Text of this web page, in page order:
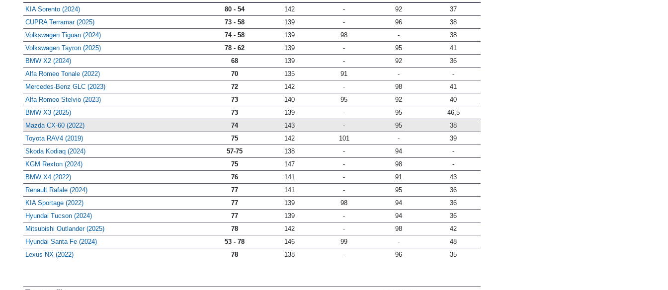
KIA Sorento (2024) 80 - 54 142 - 92
37
CUPRA Terramar (2025)
73 - 58 139 - 96
38
Volkswagen Tiguan (2024)
74 - 58 139 98 -
38
Volkswagen Tayron (2025)
78 - 62 139 - 95
41
BMW X2 (2024)
68 139 - 92
36
Alfa Romeo Tonale (2022)
70 135 91 -
-
Mercedes-Benz GLC (2023)
72 142 - 98
41
Alfa Romeo Stelvio (2023)
73 140 95 92
40
BMW X3 (2025)
73 139 - 95
46,5
Mazda CX-60 (2022)
74 143 - 95
38
Toyota RAV4 (2019)
75 142 101 -
39
Skoda Kodiaq (2024)
57-75 138 - 94
-
KGM Rexton (2024)
75 147 - 98
-
BMW X4 (2022)
76 141 - 91
43
Renault Rafale (2024)
77 141 - 95
36
KIA Sportage (2022)
77 139 98 94
36
Hyundai Tucson (2024)
77 139 - 94
36
Mitsubishi Outlander (2025)
78 142 - 98
42
Hyundai Santa Fe (2024)
53 - 78 146 99 -
48
Lexus NX (2022)
78 138 - 96 35